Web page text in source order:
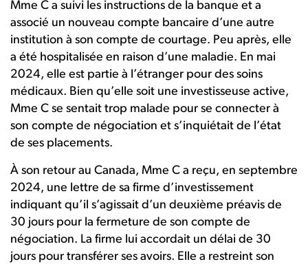
Mme C a suivi les instructions de la banque et a
associé un nouveau compte bancaire d’une autre
institution à son compte de courtage. Peu après, elle
a été hospitalisée en raison d’une maladie. En mai
2024, elle est partie à l’étranger pour des soins
médicaux. Bien qu’elle soit une investisseuse active,
Mme C se sentait trop malade pour se connecter à
son compte de négociation et s’inquiétait de l’état
de ses placements.
À son retour au Canada, Mme C a reçu, en septembre
2024, une lettre de sa firme d’investissement
indiquant qu’il s’agissait d’un deuxième préavis de
30 jours pour la fermeture de son compte de
négociation. La firme lui accordait un délai de 30
jours pour transférer ses avoirs. Elle a restreint son